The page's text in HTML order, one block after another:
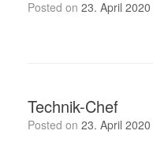
Posted on 23. April 2020
Technik-Chef
Posted on 23. April 2020